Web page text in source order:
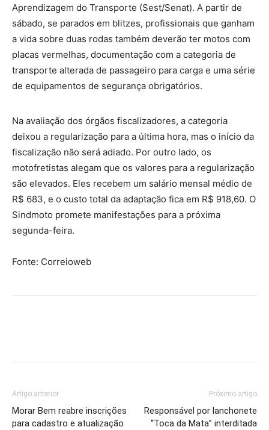
Aprendizagem do Transporte (Sest/Senat). A partir de
sábado, se parados em blitzes, profissionais que ganham
a vida sobre duas rodas também deverão ter motos com
placas vermelhas, documentação com a categoria de
transporte alterada de passageiro para carga e uma série
de equipamentos de segurança obrigatórios.
Na avaliação dos órgãos fiscalizadores, a categoria
deixou a regularização para a última hora, mas o início da
fiscalização não será adiado. Por outro lado, os
motofretistas alegam que os valores para a regularização
são elevados. Eles recebem um salário mensal médio de
R$ 683, e o custo total da adaptação fica em R$ 918,60. O
Sindmoto promete manifestações para a próxima
segunda-feira.
Fonte: Correioweb
Artigo anterior
Morar Bem reabre inscrições
para cadastro e atualização
Próximo artigo
Responsável por lanchonete
“Toca da Mata” interditada